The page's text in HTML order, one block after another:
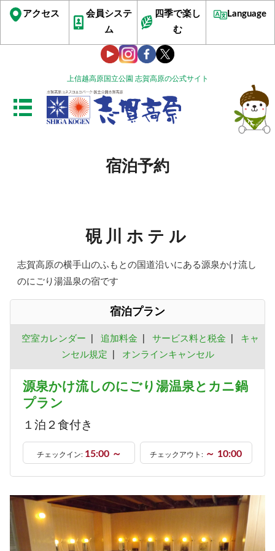
上信越高原国立公園 志賀高原の公式サイト
アクセス
会員システ
ム
四季で楽し
む
Language
宿泊予約
硯川ホテル
志賀高原の横手山のふもとの国道沿いにある源泉かけ流し
のにごり湯温泉の宿です
宿泊プラン
空室カレンダー 追加料金 サービス料と税金
キャ
ンセル規定
オンラインキャンセル
源泉かけ流しのにごり湯温泉とカニ鍋
プラン
１泊２食付き
チェックイン: 15:00 ～ チェックアウト: ～ 10:00